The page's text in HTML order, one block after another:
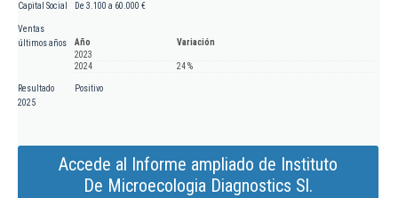
Capital Social De 3.100 a 60.000 €
Ventas
últimos años
Año
Variación
2023
2024
24 %
Resultado
2025
Positivo
Accede al Informe ampliado de Instituto
De Microecologia Diagnostics Sl.